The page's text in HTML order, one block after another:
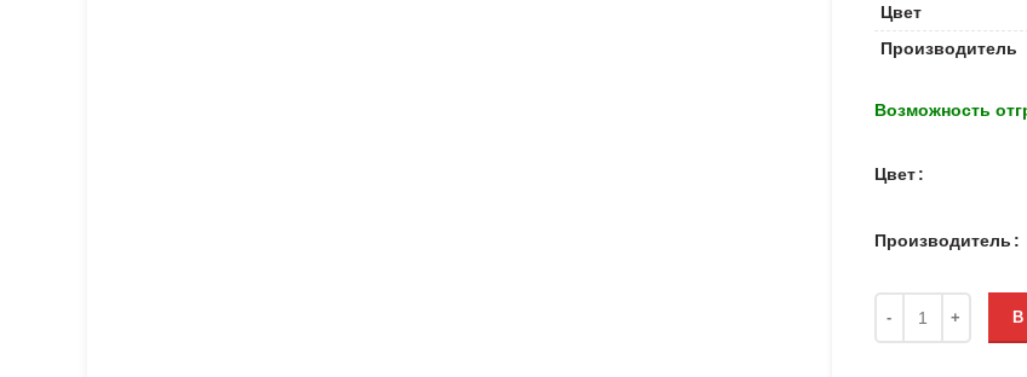
Цвет
Производитель
Возможность
Цвет
Производитель